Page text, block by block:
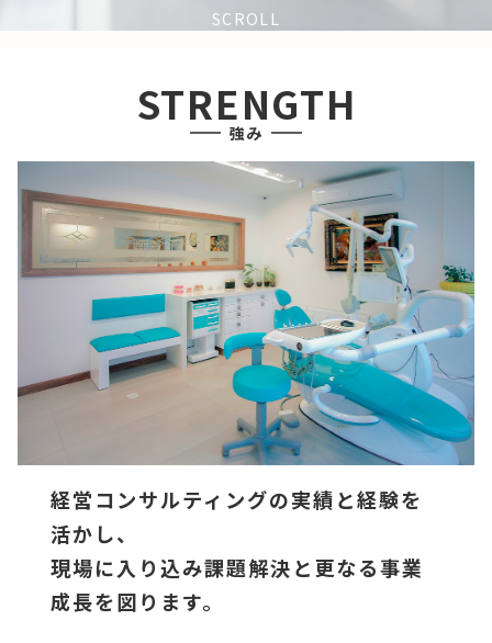
SCROLL
STRENGTH
強み
経営コンサルティングの実績と経験を
活かし、
現場に入り込み課題解決と更なる事業
成長を図ります。